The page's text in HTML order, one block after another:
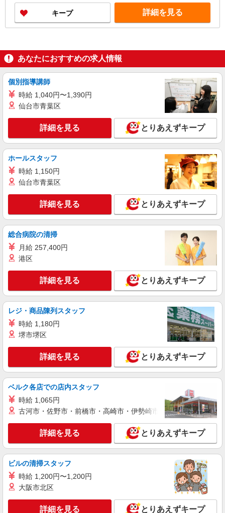
キープ 詳細を見る
あなたにおすすめの求人情報
個別指導講師
時給 1,040円〜1,390円
仙台市青葉区
詳細を見る とりあえずキープ
ホールスタッフ
時給 1,150円
仙台市青葉区
詳細を見る とりあえずキープ
総合病院の清掃
月給 257,400円
港区
詳細を見る とりあえずキープ
レジ・商品陳列スタッフ
時給 1,180円
堺市堺区
詳細を見る とりあえずキープ
ベルク各店での店内スタッフ
時給 1,065円
古河市・佐野市・前橋市・高崎市・伊勢崎市・太田市・館林市
詳細を見る とりあえずキープ
ビルの清掃スタッフ
時給 1,200円〜1,200円
大阪市北区
詳細を見る とりあえずキープ